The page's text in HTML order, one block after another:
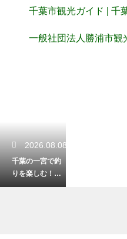
千葉市観光ガイド | 千
一般社団法人勝浦市観
2026.08.08
千葉の一宮で釣
りを楽しむ！初
心者にもおすす